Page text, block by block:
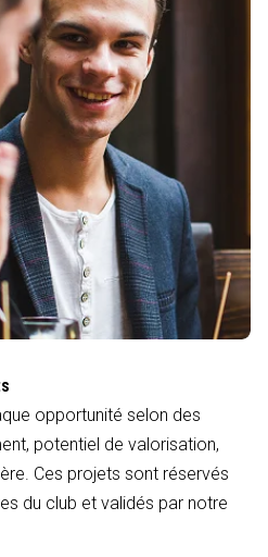
opportunité selon des
potentiel de valorisation,
Ces projets sont réservés
du club et validés par notre